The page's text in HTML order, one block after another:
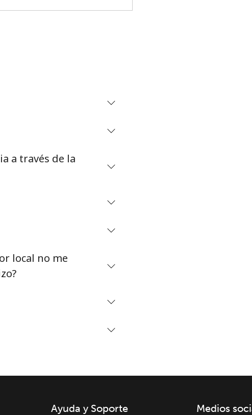
en este sitio web, estoy de
a través de la
local no me
Ayuda y Soporte Medios